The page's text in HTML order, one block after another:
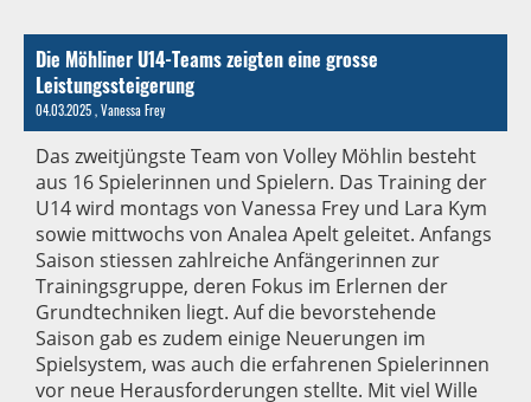
Die Möhliner U14-Teams zeigten eine grosse
Leistungssteigerung
04.03.2025, Vanessa Frey
Das zweitjüngste Team von Volley Möhlin besteht
aus 16 Spielerinnen und Spielern. Das Training der
U14 wird montags von Vanessa Frey und Lara Kym
sowie mittwochs von Analea Apelt geleitet. Anfangs
Saison stiessen zahlreiche Anfängerinnen zur
Trainingsgruppe, deren Fokus im Erlernen der
Grundtechniken liegt. Auf die bevorstehende
Saison gab es zudem einige Neuerungen im
Spielsystem, was auch die erfahrenen Spielerinnen
vor neue Herausforderungen stellte. Mit viel Wille